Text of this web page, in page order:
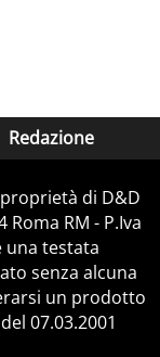
Redazione
di D&D
Roma RM - P.Iva
una testata
senza alcuna
un prodotto
07.03.2001